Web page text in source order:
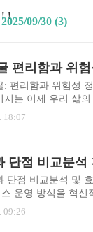
! !
2025/09/30 (3)
편리함과 위험성
지는 이제 우리 삶
소셜 미디어의 자동
장점과 단점을 균형
지를 활용하는 방법
AI 기반의 개인화
술과 서비스가 융합
..
18:07
단점 비교분석 및
운영 방식을 혁신
화하여 효율성을 높
09:26